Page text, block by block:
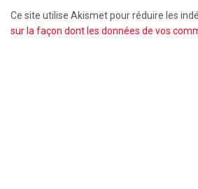
Ce site utilise Akismet pour réduire les
sur la façon dont les données de vos